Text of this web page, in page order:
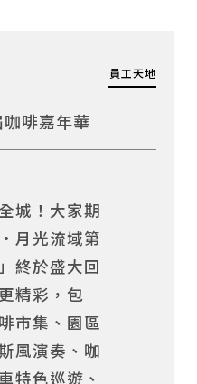
員工天地
啡嘉年華
城！大家期
月光流域第
終於盛大回
精彩，包
市集、園區
風演奏、咖
特色巡遊、